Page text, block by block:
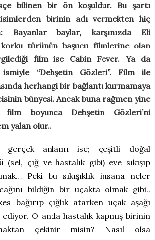
bilinen bir ön koşuldur. Bu şartı
birinin adı vermekten hiç
Bayanlar baylar, karşınızda Eli
türünün başucu filmlerine olan
film ise Cabin Fever. Ya da
“Dehşetin Gözleri”. Film ile
herhangi bir bağlantı kurmamaya
bünyesi. Ancak buna rağmen yine
film boyunca Dehşetin Gözleri’ni
yalan olur..
gerçek anlamı ise; çeşitli doğal
çığ ve hastalık gibi) eve sıkışıp
Peki bu sıkışıklık insana neler
bildiğin bir uçakta olmak gibi..
bağırıp çığlık atarken uçak aşağı
ediyor. O anda hastalık kapmış birinin
çekinir misin? Nasıl olsa